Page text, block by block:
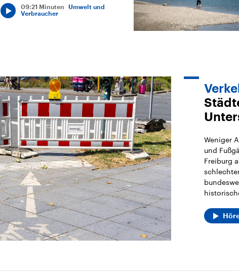
09:21 Minuten
Umwelt und
Verbraucher
Weniger
und
Freiburg